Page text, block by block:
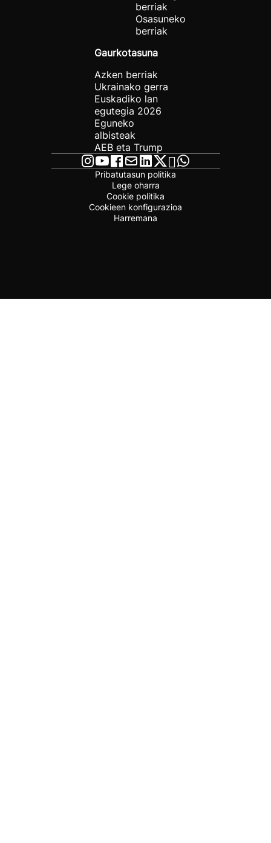
berriak
Osasuneko
berriak
Gaurkotasuna
Azken berriak
Ukrainako gerra
Euskadiko lan
egutegia 2026
Eguneko
albisteak
AEB eta Trump
Pribatutasun politika
Lege oharra
Cookie politika
Cookieen konfigurazioa
Harremana